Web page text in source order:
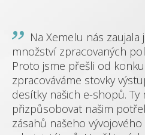
Na Xemelu nás
množství zpracovaných
Proto jsme přešli od
zpracováváme stovky
desítky našich e-shopů.
přizpůsobovat našim
zásahů našeho